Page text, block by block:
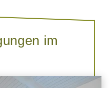
im